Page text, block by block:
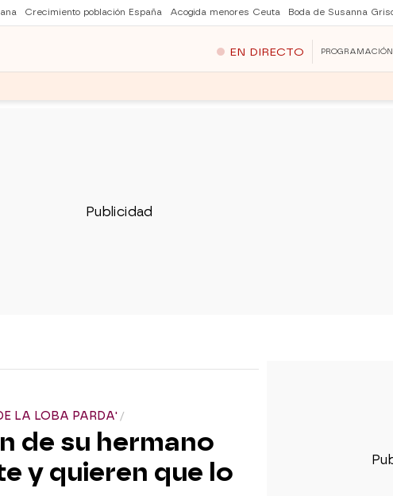
Crecimiento población España Acogida menores Ceuta Boda de Susanna
EN DIRECTO
LA LOBA PARDA'
de su hermano
y quieren que lo